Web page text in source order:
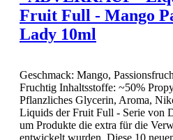
Fruit Full - Mango
Lady 10ml
Geschmack: Mango,
Fruchtig Inhaltsstoffe: ~50%
Pflanzliches Glycerin, Aroma,
Liquids der Fruit Full - Serie von
um Produkte die extra für die
entwickelt wurden. Diese 10